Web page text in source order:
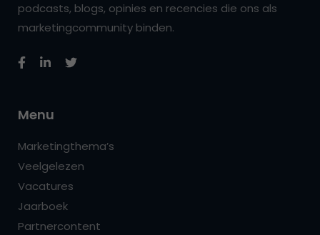
podcasts, blogs, opinies en recencies die ons als
marketingcommunity binden.
Menu
Marketingthema’s
Veelgelezen
Vacatures
Jaarboek
Partnercontent